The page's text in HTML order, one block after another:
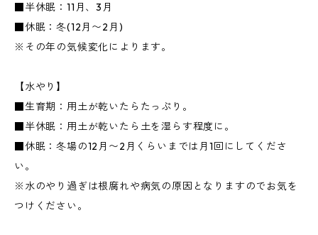
■半休眠：11月、3月
■休眠：冬(12月〜2月)
※その年の気候変化によります。
【水やり】
■生育期：用土が乾いたらたっぷり。
■半休眠：用土が乾いたら土を湿らす程度に。
■休眠：冬場の12月〜2月くらいまでは月1回にしてくださ
い。
※水のやり過ぎは根腐れや病気の原因となりますのでお気を
つけください。